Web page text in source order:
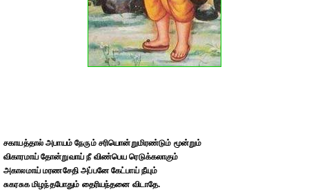
சகாயத்தால் அபாயம் நேரும் சரியொன்றுமிரண்டும் மூன்றும்
விகாரமாய் தோன்றுவாய் நீ விண்பெய ரெடுக்கலாகும்
அகாலமாய் மரணசேதி அப்பனே கேட்பாய் நீயும்
சுகரசுக மிழந்தபோதும் தைரியந்தனை விடாதே.